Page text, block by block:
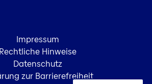
Impressum
Rechtliche Hinweise
Datenschutz
zur Barrierefreiheit